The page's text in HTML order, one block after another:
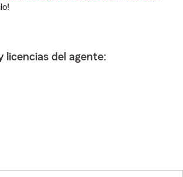
licencias del agente: